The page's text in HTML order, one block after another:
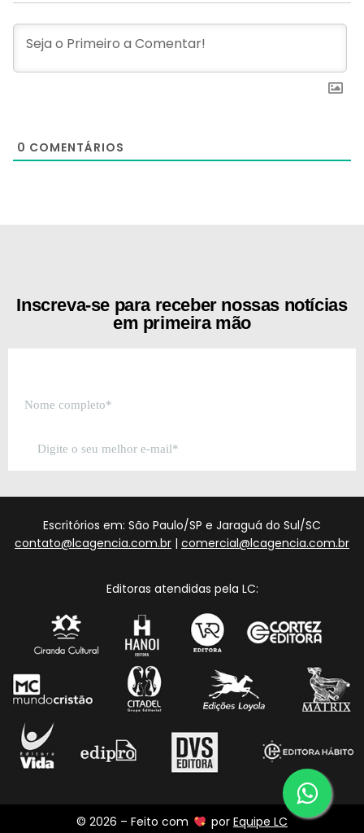
0 COMENTÁRIOS
Inscreva-se para receber nossas notícias
em primeira mão
Escritórios em: São Paulo/SP e Jaraguá do Sul/SC
contato@lcagencia.com.br | comercial@lcagencia.com.br
Editoras atendidas pela LC:
© 2026 – Feito com por Equipe LC